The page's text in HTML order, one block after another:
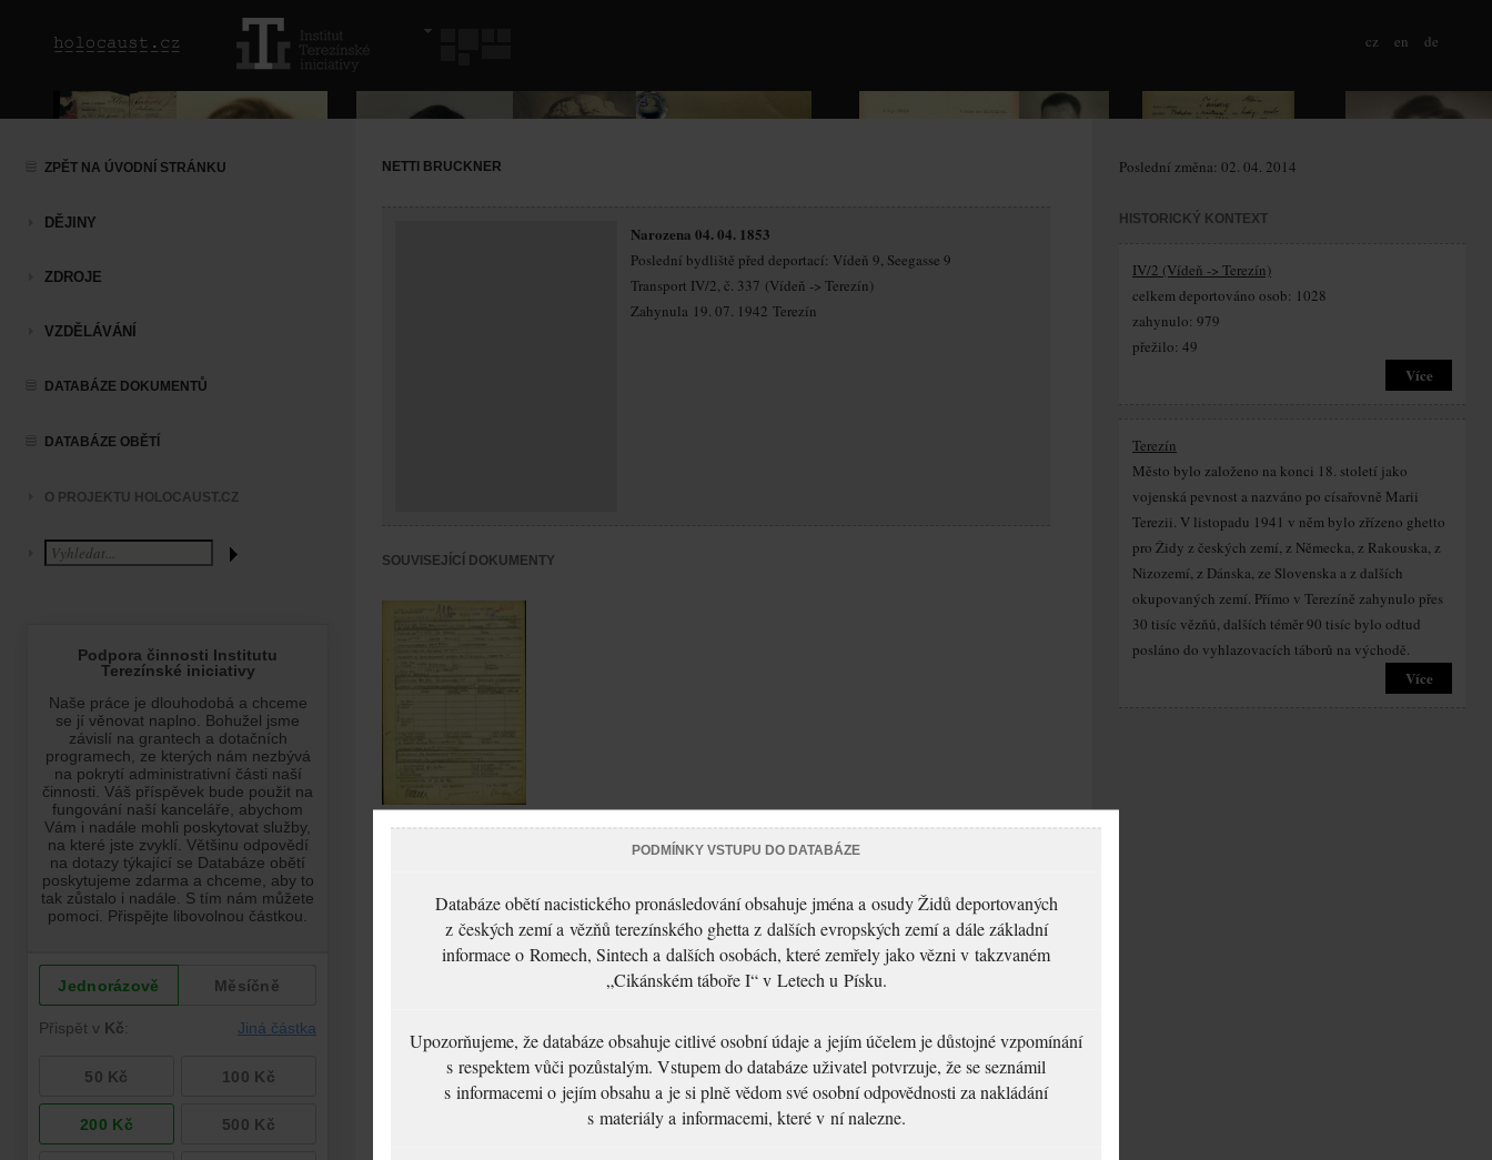
cz en de
ZPĚT NA ÚVODNÍ STRÁNKU
DĚJINY
ZDROJE
VZDĚLÁVÁNÍ
DATABÁZE DOKUMENTŮ
DATABÁZE OBĚTÍ
O PROJEKTU HOLOCAUST.CZ
NETTI BRUCKNER
Narozena 04. 04. 1853
Poslední bydliště před deportací: Vídeň 9, Seegasse 9
Transport IV/2, č. 337 (Vídeň -> Terezín)
Zahynula 19. 07. 1942 Terezín
SOUVISEJÍCÍ DOKUMENTY
Bruckner Netti:
Poslední změna: 02. 04. 2014
HISTORICKÝ KONTEXT
IV/2 (Vídeň -> Terezín)
celkem deportováno osob: 1028
zahynulo: 979
přežilo: 49
Více
Terezín
Město bylo založeno na konci 18. století jako
vojenská pevnost a nazváno po císařovně Marii
Terezii. V listopadu 1941 v něm bylo zřízeno ghetto
pro Židy z českých zemí, z Německa, z Rakouska, z
Nizozemí, z Dánska, ze Slovenska a z dalších
okupovaných zemí. Přímo v Terezíně zahynulo přes
30 tisíc vězňů, dalších téměr 90 tisíc bylo odtud
posláno do vyhlazovacích táborů na východě.
Více
PODMÍNKY VSTUPU DO DATABÁZE
Databáze obětí nacistického pronásledování obsahuje jména a osudy Židů deportovaných
z českých zemí a vězňů terezínského ghetta z dalších evropských zemí a dále základní
informace o Romech, Sintech a dalších osobách, které zemřely jako vězni v takzvaném
„Cikánském táboře I“ v Letech u Písku.
Upozorňujeme, že databáze obsahuje citlivé osobní údaje a jejím účelem je důstojné vzpomínání
s respektem vůči pozůstalým. Vstupem do databáze uživatel potvrzuje, že se seznámil
s informacemi o jejím obsahu a je si plně vědom své osobní odpovědnosti za nakládání
s materiály a informacemi, které v ní nalezne.